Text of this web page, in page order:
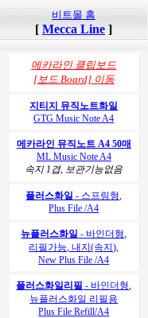
비트몰 홈
[ Mecca Line ]
메카라인 클립보드
[보드 Board]이동
지티지 뮤직노트화일
GTG Music Note A4
메카라인 뮤직노트 A4 50매
ML Music Note A4
속지 1겹, 보관기능없음
플러스화일 - 스프링형,
Plus File /A4
뉴플러스화일 - 바인더형,
리필가능, 내지(속지),
New Plus File /A4
플러스화일리필 - 바인더형,
뉴플러스화일 리필용
Plus File Refill/A4